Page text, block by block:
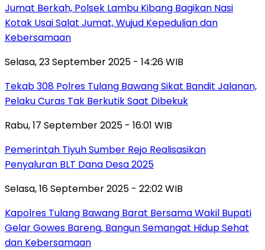
Jumat Berkah, Polsek Lambu Kibang Bagikan Nasi
Kotak Usai Salat Jumat, Wujud Kepedulian dan
Kebersamaan
Selasa, 23 September 2025 - 14:26 WIB
Tekab 308 Polres Tulang Bawang Sikat Bandit Jalanan,
Pelaku Curas Tak Berkutik Saat Dibekuk
Rabu, 17 September 2025 - 16:01 WIB
Pemerintah Tiyuh Sumber Rejo Realisasikan
Penyaluran BLT Dana Desa 2025
Selasa, 16 September 2025 - 22:02 WIB
Kapolres Tulang Bawang Barat Bersama Wakil Bupati
Gelar Gowes Bareng, Bangun Semangat Hidup Sehat
dan Kebersamaan